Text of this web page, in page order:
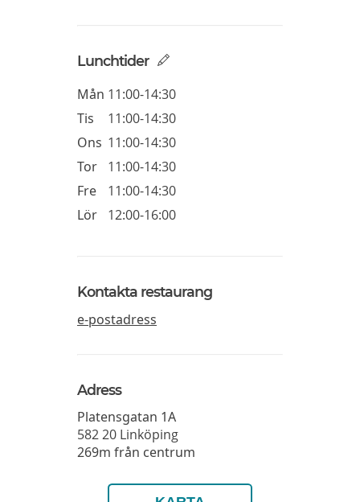
Lunchtider
Mån 11:00-14:30
Tis
11:00-14:30
Ons 11:00-14:30
Tor
11:00-14:30
Fre
11:00-14:30
Lör
12:00-16:00
Kontakta restaurang
e-postadress
Adress
Platensgatan 1A
582 20 Linköping
269m från centrum